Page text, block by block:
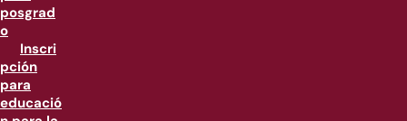
posgrad
o
Inscri
pción
para
educació